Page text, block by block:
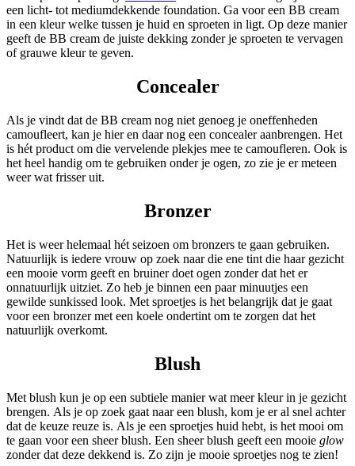
een licht- tot mediumdekkende foundation. Ga voor een BB cream
in een kleur welke tussen je huid en sproeten in ligt. Op deze manier
geeft de BB cream de juiste dekking zonder je sproeten te vervagen
of grauwe kleur te geven.
Concealer
Als je vindt dat de BB cream nog niet genoeg je oneffenheden
camoufleert, kan je hier en daar nog een concealer aanbrengen. Het
is hét product om die vervelende plekjes mee te camoufleren. Ook is
het heel handig om te gebruiken onder je ogen, zo zie je er meteen
weer wat frisser uit.
Bronzer
Het is weer helemaal hét seizoen om bronzers te gaan gebruiken.
Natuurlijk is iedere vrouw op zoek naar die ene tint die haar gezicht
een mooie vorm geeft en bruiner doet ogen zonder dat het er
onnatuurlijk uitziet. Zo heb je binnen een paar minuutjes een
gewilde sunkissed look. Met sproetjes is het belangrijk dat je gaat
voor een bronzer met een koele ondertint om te zorgen dat het
natuurlijk overkomt.
Blush
Met blush kun je op een subtiele manier wat meer kleur in je gezicht
brengen. Als je op zoek gaat naar een blush, kom je er al snel achter
dat de keuze reuze is. Als je een sproetjes huid hebt, is het mooi om
te gaan voor een sheer blush. Een sheer blush geeft een mooie glow
zonder dat deze dekkend is. Zo zijn je mooie sproetjes nog te zien!